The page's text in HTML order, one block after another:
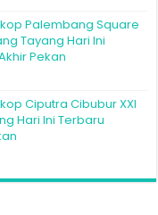
Palembang Square
Tayang Hari Ini
Pekan
Ciputra Cibubur XXI
Hari Ini Terbaru